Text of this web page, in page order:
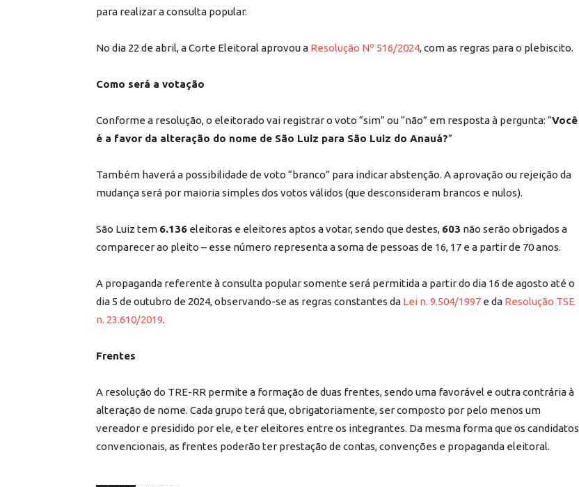
para realizar a consulta popular.
No dia 22 de abril, a Corte Eleitoral aprovou a Resolução Nº 516/2024, com as regras para o plebiscito.
Como será a votação
Conforme a resolução, o eleitorado vai registrar o voto “sim” ou “não” em resposta à pergunta: “Você
é a favor da alteração do nome de São Luiz para São Luiz do Anauá?”
Também haverá a possibilidade de voto “branco” para indicar abstenção. A aprovação ou rejeição da
mudança será por maioria simples dos votos válidos (que desconsideram brancos e nulos).
São Luiz tem 6.136 eleitoras e eleitores aptos a votar, sendo que destes, 603 não serão obrigados a
comparecer ao pleito – esse número representa a soma de pessoas de 16, 17 e a partir de 70 anos.
A propaganda referente à consulta popular somente será permitida a partir do dia 16 de agosto até o
dia 5 de outubro de 2024, observando-se as regras constantes da Lei n. 9.504/1997 e da Resolução TSE
n. 23.610/2019.
Frentes
A resolução do TRE-RR permite a formação de duas frentes, sendo uma favorável e outra contrária à
alteração de nome. Cada grupo terá que, obrigatoriamente, ser composto por pelo menos um
vereador e presidido por ele, e ter eleitores entre os integrantes. Da mesma forma que os candidatos
convencionais, as frentes poderão ter prestação de contas, convenções e propaganda eleitoral.